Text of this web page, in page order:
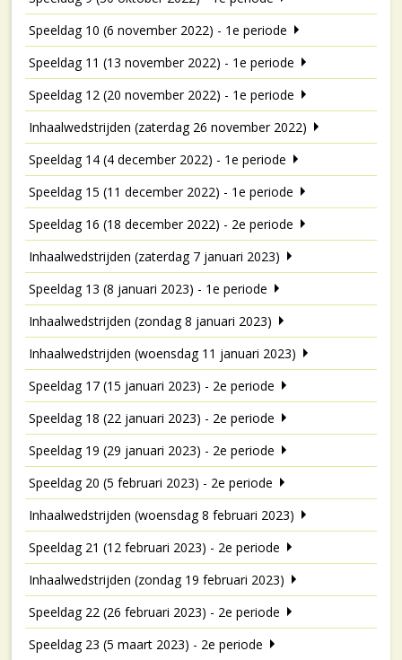
Speeldag 10 (6 november 2022) - 1e periode
Speeldag 11 (13 november 2022) - 1e periode
Speeldag 12 (20 november 2022) - 1e periode
Inhaalwedstrijden (zaterdag 26 november 2022)
Speeldag 14 (4 december 2022) - 1e periode
Speeldag 15 (11 december 2022) - 1e periode
Speeldag 16 (18 december 2022) - 2e periode
Inhaalwedstrijden (zaterdag 7 januari 2023)
Speeldag 13 (8 januari 2023) - 1e periode
Inhaalwedstrijden (zondag 8 januari 2023)
Inhaalwedstrijden (woensdag 11 januari 2023)
Speeldag 17 (15 januari 2023) - 2e periode
Speeldag 18 (22 januari 2023) - 2e periode
Speeldag 19 (29 januari 2023) - 2e periode
Speeldag 20 (5 februari 2023) - 2e periode
Inhaalwedstrijden (woensdag 8 februari 2023)
Speeldag 21 (12 februari 2023) - 2e periode
Inhaalwedstrijden (zondag 19 februari 2023)
Speeldag 22 (26 februari 2023) - 2e periode
Speeldag 23 (5 maart 2023) - 2e periode